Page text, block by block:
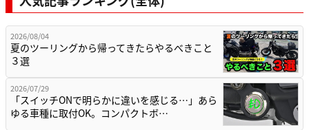
2026/08/04
夏のツーリングから帰ってきたらやるべきこと
３選
2026/07/29
「スイッチONで明らかに違いを感じる…」あら
ゆる車種に取付OK。コンパクトボ…